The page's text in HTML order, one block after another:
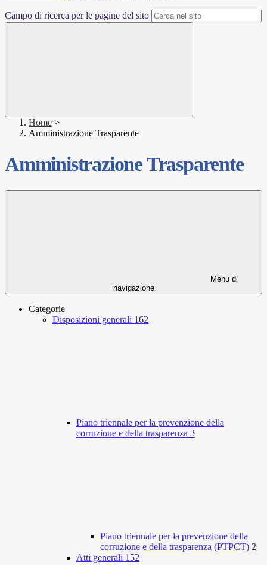
Campo di ricerca per le pagine del sito
Home >
Amministrazione Trasparente
Amministrazione Trasparente
Menu di
navigazione
Categorie
Disposizioni generali 162
Piano triennale per la prevenzione della
corruzione e della trasparenza 3
Piano triennale per la prevenzione della
corruzione e della trasparenza (PTPCT) 2
Atti generali 152